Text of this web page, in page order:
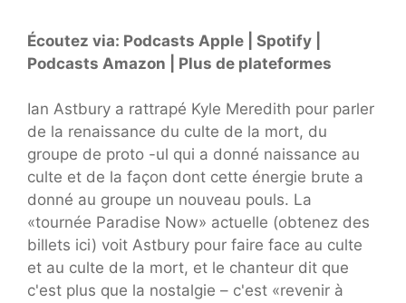
Écoutez via: Podcasts Apple | Spotify |
Podcasts Amazon | Plus de plateformes
Ian Astbury a rattrapé Kyle Meredith pour parler
de la renaissance du culte de la mort, du
groupe de proto -ul qui a donné naissance au
culte et de la façon dont cette énergie brute a
donné au groupe un nouveau pouls. La
«tournée Paradise Now» actuelle (obtenez des
billets ici) voit Astbury pour faire face au culte
et au culte de la mort, et le chanteur dit que
c'est plus que la nostalgie – c'est «revenir à